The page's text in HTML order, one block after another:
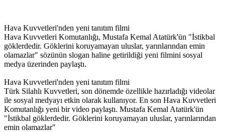
Hava Kuvvetleri'nden yeni tanıtım filmi
Hava Kuvvetleri Komutanlığı, Mustafa Kemal Atatürk'ün "İstikbal
göklerdedir. Göklerini koruyamayan uluslar, yarınlarından emin
olamazlar" sözünün slogan haline getirildiği yeni filmini sosyal
medya üzerinden paylaştı.
Hava Kuvvetleri'nden yeni tanıtım filmi
Türk Silahlı Kuvvetleri, son dönemde özellikle hazırladığı videolar
ile sosyal medyayı etkin olarak kullanıyor. En son Hava Kuvvetleri
Komutanlığı yeni bir video paylaştı. Mustafa Kemal Atatürk'ün
"İstikbal göklerdedir. Göklerini koruyamayan uluslar, yarınlarından
emin olamazlar"